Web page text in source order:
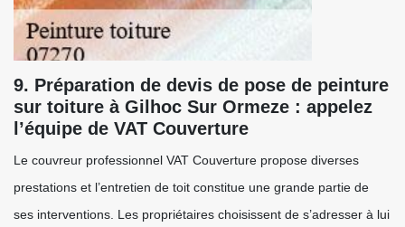
9. Préparation de devis de pose de peinture
sur toiture à Gilhoc Sur Ormeze : appelez
l’équipe de VAT Couverture
Le couvreur professionnel VAT Couverture propose diverses
prestations et l’entretien de toit constitue une grande partie de
ses interventions. Les propriétaires choisissent de s’adresser à lui